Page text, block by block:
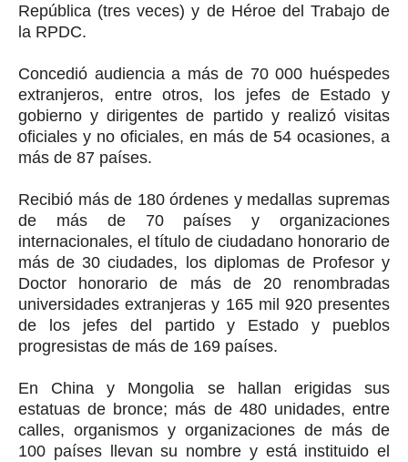
República (tres veces) y de Héroe del Trabajo de
la RPDC.
Concedió audiencia a más de 70 000 huéspedes
extranjeros, entre otros, los jefes de Estado y
gobierno y dirigentes de partido y realizó visitas
oficiales y no oficiales, en más de 54 ocasiones, a
más de 87 países.
Recibió más de 180 órdenes y medallas supremas
de más de 70 países y organizaciones
internacionales, el título de ciudadano honorario de
más de 30 ciudades, los diplomas de Profesor y
Doctor honorario de más de 20 renombradas
universidades extranjeras y 165 mil 920 presentes
de los jefes del partido y Estado y pueblos
progresistas de más de 169 países.
En China y Mongolia se hallan erigidas sus
estatuas de bronce; más de 480 unidades, entre
calles, organismos y organizaciones de más de
100 países llevan su nombre y está instituido el